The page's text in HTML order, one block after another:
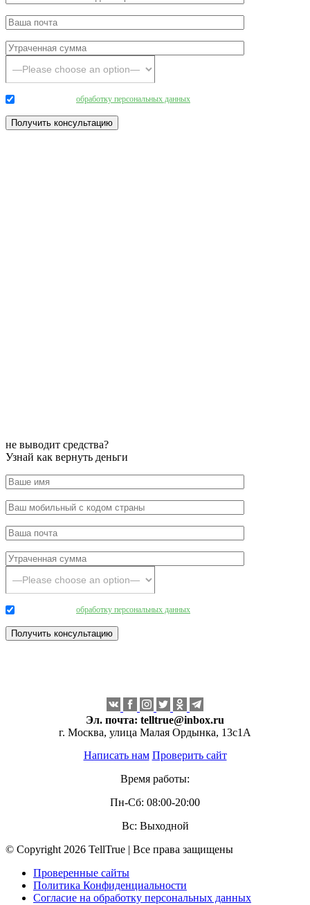
обработку персональных данных
не выводит средства?
Узнай как вернуть деньги
обработку персональных данных
Эл. почта: telltrue@inbox.ru
г. Москва, улица Малая Ордынка, 13с1А
Написать нам Проверить сайт
Время работы:
Пн-Сб: 08:00-20:00
Вс: Выходной
© Copyright 2026 TellTrue | Все права защищены
Проверенные сайты
Политика Конфиденциальности
Согласие на обработку персональных данных